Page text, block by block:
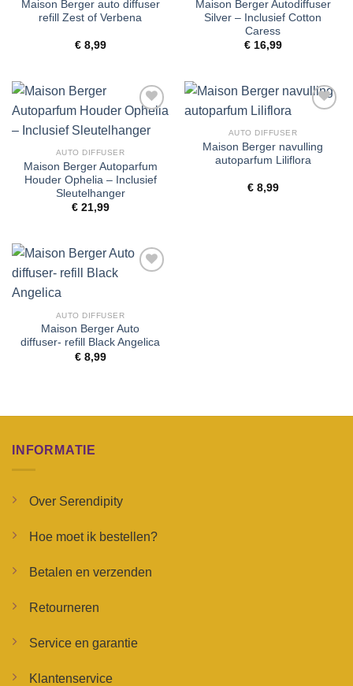
Maison Berger auto diffuser
refill Zest of Verbena
€8,99
Maison Berger Autodiffuser
Silver – Inclusief Cotton
Caress
€16,99
Toevoegen
aan
AUTO DIFFUSER
Maison Berger Autoparfum
Houder Ophelia – Inclusief
Sleutelhanger
€21,99
wenslijst
AUTO DIFFUSER
Maison Berger navulling
autoparfum Liliflora
€8,99
AUTO DIFFUSER
Maison Berger Auto
diffuser- refill Black Angelica
€8,99
INFORMATIE
Over Serendipity
Hoe moet ik bestellen?
Betalen en verzenden
Retourneren
Service en garantie
Klantenservice